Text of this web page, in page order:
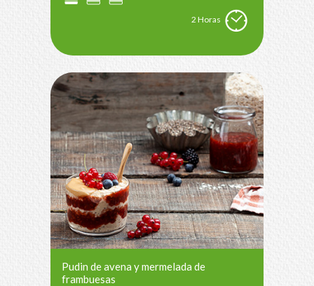
2 Horas
Pudin de avena y mermelada de
frambuesas